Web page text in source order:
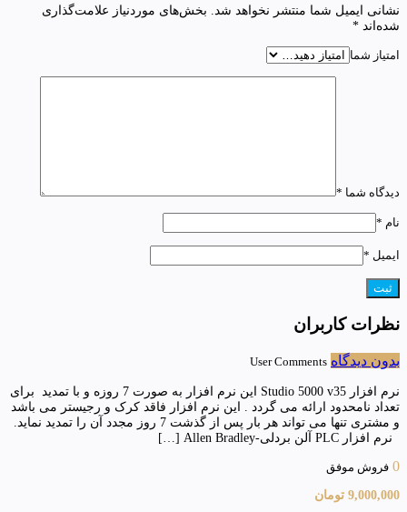
نشانی ایمیل شما منتشر نخواهد شد.
بخش‌های موردنیاز علامت‌گذاری
شده‌اند *
امتیاز شما
دیدگاه شما *
نام *
ایمیل *
نظرات کاربران
بدون دیدگاه User Comments
نرم افزار Studio 5000 v35 این نرم افزار به صورت 7 روزه و با تمدید برای
تعداد نامحدود ارائه می گردد . این نرم افزار فاقد کرک و رجیستر می باشد
و مشتری تنها می تواند هر بار پس از گذشت 7 روز مجدد آن را تمدید نماید.
نرم افزار PLC آلن بردلی-Allen Bradley […]
0 فروش موفق
9,000,000 تومان